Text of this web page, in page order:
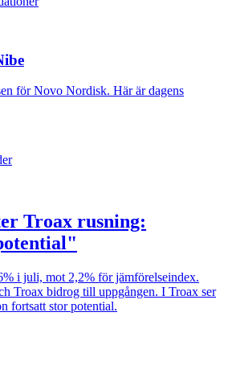
för Novo Nordisk. Här är dagens
Troax rusning:
i juli, mot 2,2% för jämförelseindex.
Troax bidrog till uppgången. I Troax ser
fortsatt stor potential.